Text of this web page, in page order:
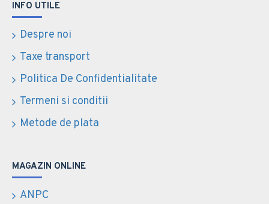
INFO UTILE
Despre noi
Taxe transport
Politica De Confidentialitate
Termeni si conditii
Metode de plata
MAGAZIN ONLINE
ANPC